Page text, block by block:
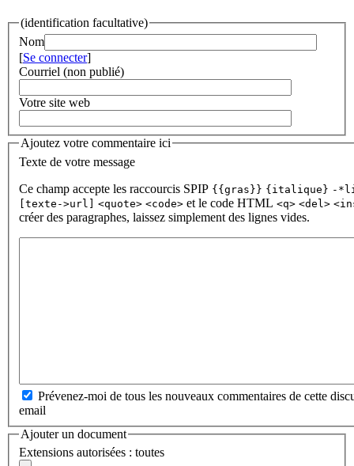
(identification facultative)
Nom
[Se connecter]
Courriel (non publié)
Votre site web
Ajoutez votre commentaire ici
Texte de votre message
Ce champ accepte les raccourcis SPIP {{gras}} {italique} -
[texte->url] <quote> <code> et le code HTML <q> <del>
créer des paragraphes, laissez simplement des lignes vides.
Prévenez-moi de tous les nouveaux commentaires de cette
email
Ajouter un document
Extensions autorisées : toutes